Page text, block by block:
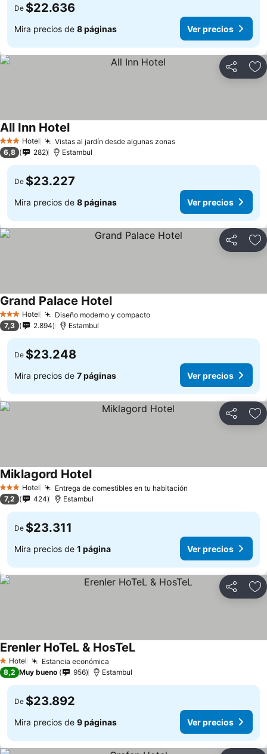
De $22.636
Mira precios de 8 páginas Ver precios
Compartir
3 Estrellas
Hotel Vistas al jardín desde algunas zonas
All Inn Hotel
6,8 282 Estambul
De $23.227
Mira precios de 8 páginas Ver precios
Compartir
3 Estrellas
Hotel Diseño moderno y compacto
Grand Palace Hotel
7,3 2.894 Estambul
De $23.248
Mira precios de 7 páginas Ver precios
Compartir
3 Estrellas
Hotel Entrega de comestibles en tu habitación
Miklagord Hotel
7,2 424 Estambul
De $23.311
Mira precios de 1 página Ver precios
Compartir
1 Estrellas
Hotel Estancia económica
Erenler HoTeL & HosTeL
8,2 Muy bueno 956 Estambul
De $23.892
Mira precios de 9 páginas Ver precios